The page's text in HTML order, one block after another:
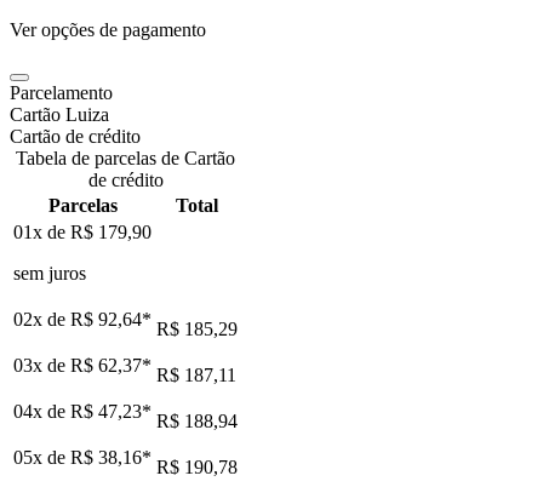
Ver opções de pagamento
Parcelamento
Cartão Luiza
Cartão de crédito
Tabela de parcelas de Cartão
de crédito
Parcelas
Total
01x de R$ 179,90
sem juros
02x de R$ 92,64* R$ 185,29
03x de R$ 62,37* R$ 187,11
04x de R$ 47,23* R$ 188,94
05x de R$ 38,16* R$ 190,78